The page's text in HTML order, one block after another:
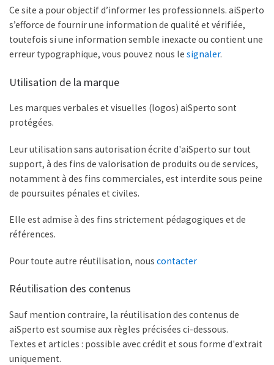
Ce site a pour objectif d’informer les professionnels. aiSperto
s’efforce de fournir une information de qualité et vérifiée,
toutefois si une information semble inexacte ou contient une
erreur typographique, vous pouvez nous le signaler.
Utilisation de la marque
Les marques verbales et visuelles (logos) aiSperto sont
protégées.
Leur utilisation sans autorisation écrite d'aiSperto sur tout
support, à des fins de valorisation de produits ou de services,
notamment à des fins commerciales, est interdite sous peine
de poursuites pénales et civiles.
Elle est admise à des fins strictement pédagogiques et de
références.
Pour toute autre réutilisation, nous contacter
Réutilisation des contenus
Sauf mention contraire, la réutilisation des contenus de
aiSperto est soumise aux règles précisées ci-dessous.
Textes et articles : possible avec crédit et sous forme d'extrait
uniquement.